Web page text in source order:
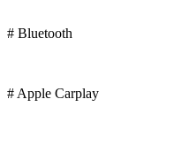
# Bluetooth
# Apple Carplay